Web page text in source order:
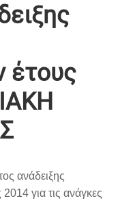
έτους
ανάδειξης
για τις ανάγκες